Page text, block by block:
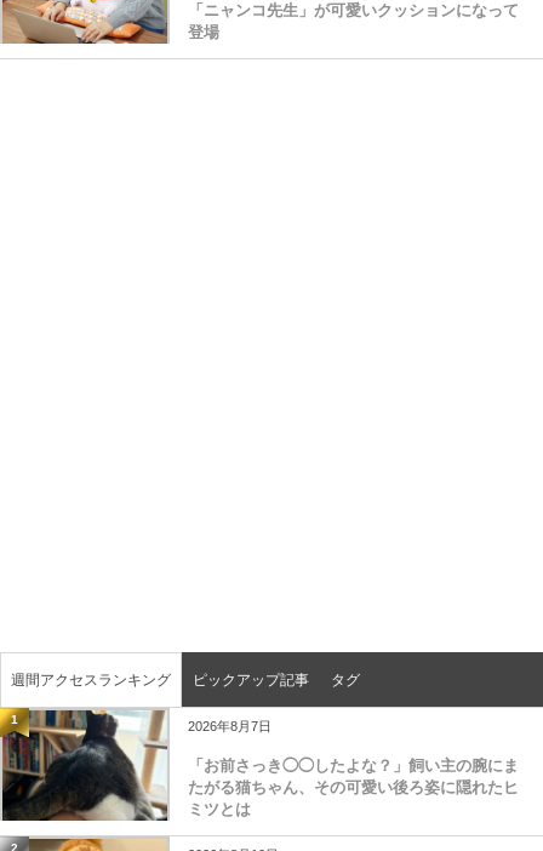
「ニャンコ先生」が可愛いクッションになって
登場
週間アクセスランキング ピックアップ記事 タグ
1 2026年8月7日
「お前さっき◯◯したよな？」飼い主の腕にま
たがる猫ちゃん、その可愛い後ろ姿に隠れたヒ
ミツとは
2